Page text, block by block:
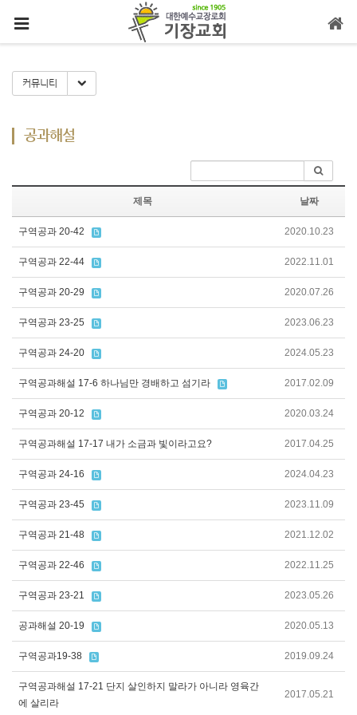
커뮤니티 Toggle Dropdown
공과해설
제목 날짜
구역공과 20-42 2020.10.23
구역공과 22-44 2022.11.01
구역공과 20-29 2020.07.26
구역공과 23-25 2023.06.23
구역공과 24-20 2024.05.23
구역공과해설 17-6 하나님만 경배하고 섬기라 2017.02.09
구역공과 20-12 2020.03.24
구역공과해설 17-17 내가 소금과 빛이라고요? 2017.04.25
구역공과 24-16 2024.04.23
구역공과 23-45 2023.11.09
구역공과 21-48 2021.12.02
구역공과 22-46 2022.11.25
구역공과 23-21 2023.05.26
공과해설 20-19 2020.05.13
구역공과19-38 2019.09.24
구역공과해설 17-21 단지 살인하지 말라가 아니라 영육간
에 살리라
2017.05.21